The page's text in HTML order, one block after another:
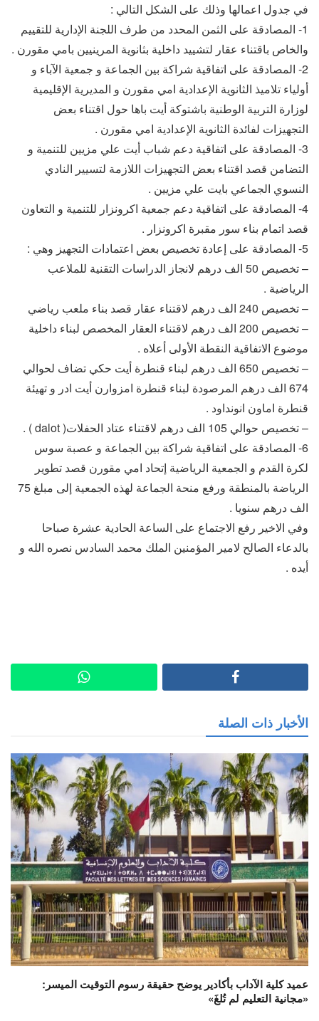
في جدول اعمالها وذلك على الشكل التالي :
1- المصادقة على الثمن المحدد من طرف اللجنة الإدارية للتقييم
والخاص باقتناء عقار لتشييد داخلية بثانوية المرينيين بامي مقورن .
2- المصادقة على اتفاقية شراكة بين الجماعة و جمعية الآباء و
أولياء تلاميذ الثانوية الإعدادية امي مقورن و المديرية الإقليمية
لوزارة التربية الوطنية باشتوكة أيت باها حول اقتناء بعض
التجهيزات لفائدة الثانوية الإعدادية امي مقورن .
3- المصادقة على اتفاقية دعم شباب أيت علي مزيين للتنمية و
التضامن قصد اقتناء بعض التجهيزات اللازمة لتسيير النادي
النسوي الجماعي بايت علي مزيين .
4- المصادقة على اتفاقية دعم جمعية اكرونزار للتنمية و التعاون
قصد اتمام بناء سور مقبرة اكرونزار .
5- المصادقة على إعادة تخصيص بعض اعتمادات التجهيز وهي :
– تخصيص 50 الف درهم لانجاز الدراسات التقنية للملاعب
الرياضية .
– تخصيص 240 الف درهم لاقتناء عقار قصد بناء ملعب رياضي
– تخصيص 200 الف درهم لاقتناء العقار المخصص لبناء داخلية
موضوع الاتفاقية النقطة الأولى أعلاه .
– تخصيص 650 الف درهم لبناء قنطرة أيت حكي تضاف لحوالي
674 الف درهم المرصودة لبناء قنطرة امزوارن أيت ادر و تهيئة
قنطرة اماون انونداود .
– تخصيص حوالي 105 الف درهم لاقتناء عتاد الحفلات( dalot ) .
6- المصادقة على اتفاقية شراكة بين الجماعة و عصبة سوس
لكرة القدم و الجمعية الرياضية إتحاد امي مقورن قصد تطوير
الرياضة بالمنطقة ورفع منحة الجماعة لهذه الجمعية إلى مبلغ 75
الف درهم سنويا .
وفي الاخير رفع الاجتماع على الساعة الحادية عشرة صباحا
بالدعاء الصالح لامير المؤمنين الملك محمد السادس نصره الله و
أيده .
الأخبار ذات الصلة
عميد كلية الآداب بأكادير يوضح حقيقة رسوم التوقيت الميسر:
«مجانية التعليم لم تُلغَ»